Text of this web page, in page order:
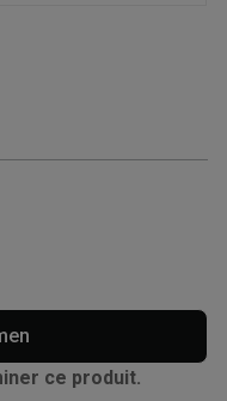
ce produit.